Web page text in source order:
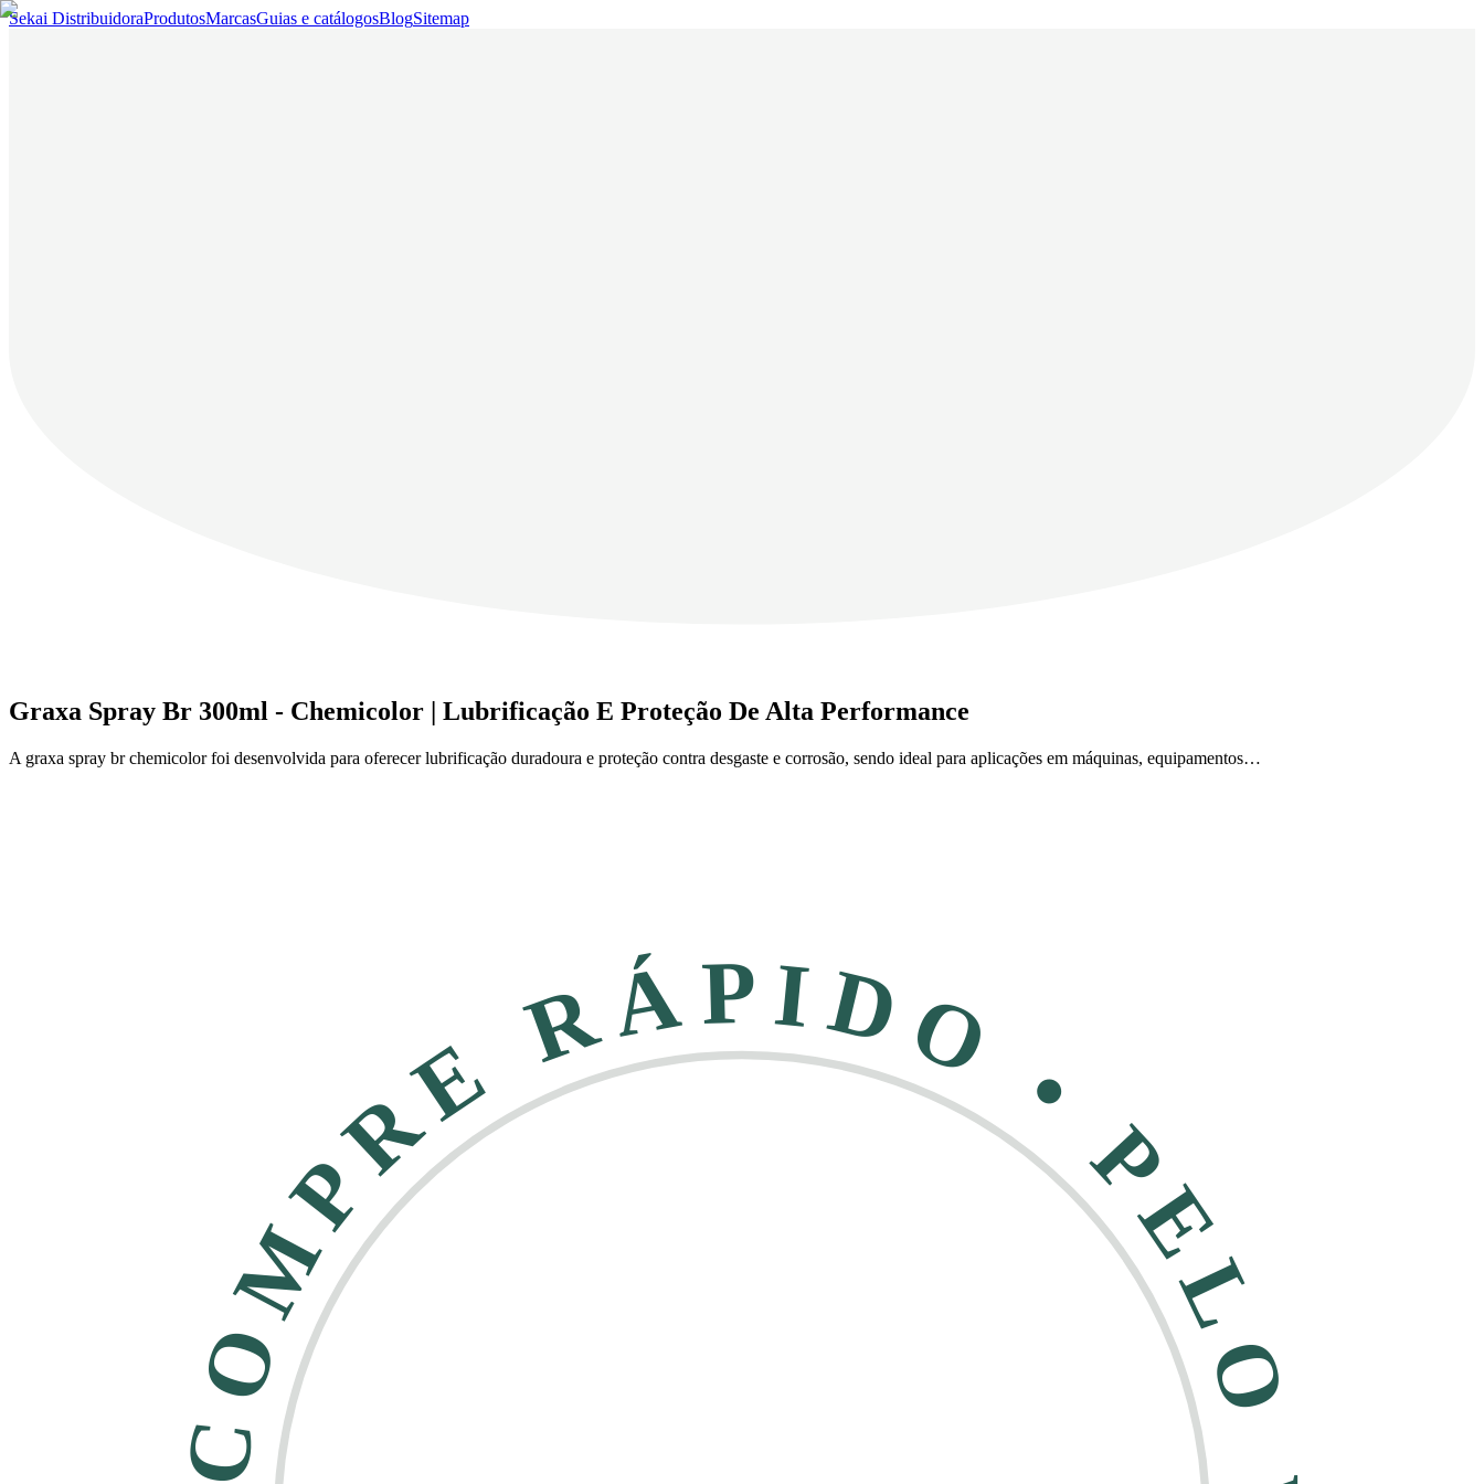
Sekai DistribuidoraProdutosMarcasGuias e catálogosBlogSitemap
Graxa Spray Br 300ml - Chemicolor | Lubrificação E Proteção De Alta Performance
A graxa spray br chemicolor foi desenvolvida para oferecer lubrificação duradoura e proteção contra desgaste e corrosão, sendo ideal para aplicações em máquinas, equipamentos…